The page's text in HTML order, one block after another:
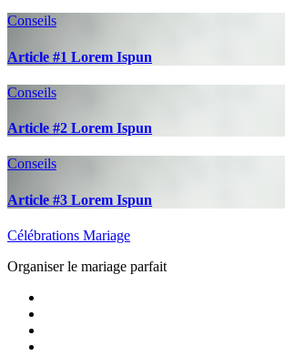
Conseils
Article #1 Lorem Ispun
Conseils
Article #2 Lorem Ispun
Conseils
Article #3 Lorem Ispun
Célébrations Mariage
Organiser le mariage parfait